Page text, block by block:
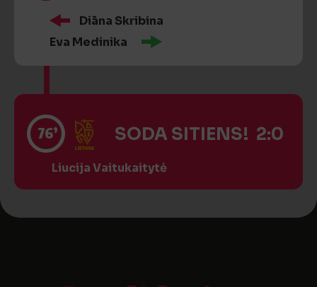
Diāna Skribina
Eva Medinika
76’ SODA SITIENS! 2:0
Liucija Vaitukaitytė